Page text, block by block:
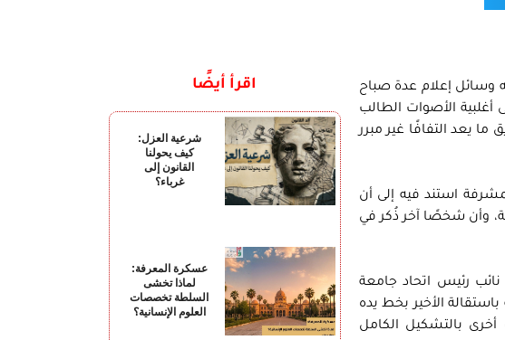
وسائل إعلام عدة صباح
أغلبية الأصوات الطالب
ما يعد التفافًا غير مبرر
استند فيه إلى أن
وأن شخصًا آخر ذُكر في
رئيس اتحاد جامعة
الأخير بخط يده
أخرى بالتشكيل الكامل
اقرأ أيضًا
شرعية العزل:
كيف يحولنا
القانون إلى
غرباء؟
عسكرة المعرفة:
لماذا تخشى
السلطة تخصصات
العلوم الإنسانية؟